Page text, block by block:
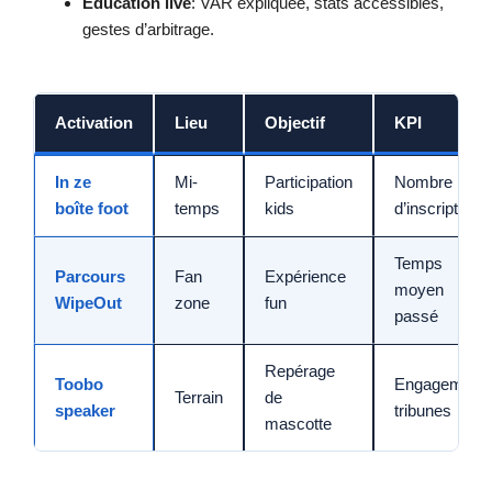
gestes d’arbitrage.
Activation Lieu Objectif KPI
In ze
boîte foot
Mi-
temps
Participation
kids
Nombre
d’inscriptions
Parcours
WipeOut
Fan
zone
Expérience
fun
Temps
moyen
passé
Toobo
speaker
Terrain
Repérage
de
mascotte
Engagement
tribunes